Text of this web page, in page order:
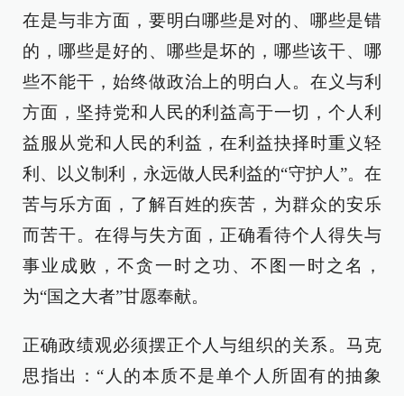
在是与非方面，要明白哪些是对的、哪些是错
的，哪些是好的、哪些是坏的，哪些该干、哪
些不能干，始终做政治上的明白人。在义与利
方面，坚持党和人民的利益高于一切，个人利
益服从党和人民的利益，在利益抉择时重义轻
利、以义制利，永远做人民利益的“守护人”。在
苦与乐方面，了解百姓的疾苦，为群众的安乐
而苦干。在得与失方面，正确看待个人得失与
事业成败，不贪一时之功、不图一时之名，
为“国之大者”甘愿奉献。
正确政绩观必须摆正个人与组织的关系。马克
思指出：“人的本质不是单个人所固有的抽象